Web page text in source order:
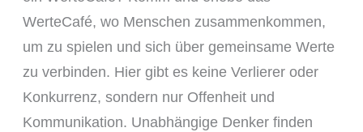
WerteCafé, wo Menschen zusammenkommen,
um zu spielen und sich über gemeinsame Werte
zu verbinden. Hier gibt es keine Verlierer oder
Konkurrenz, sondern nur Offenheit und
Kommunikation. Unabhängige Denker finden